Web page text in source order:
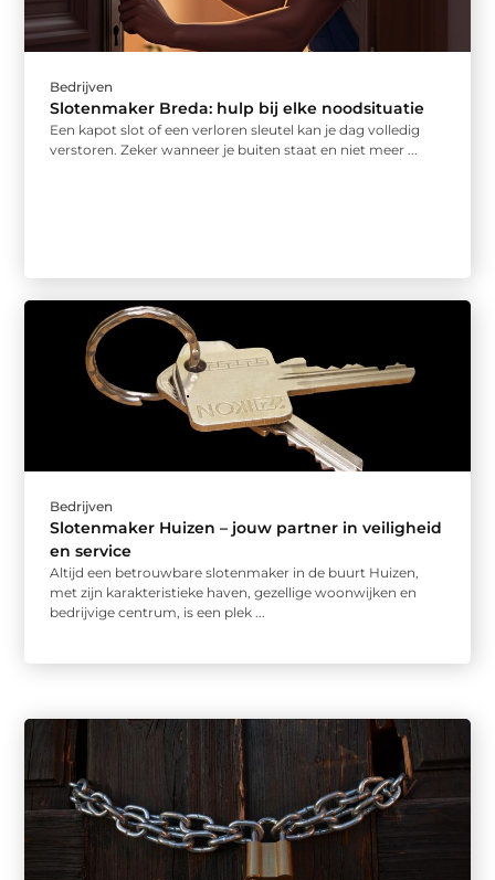
Bedrijven
Slotenmaker Breda: hulp bij elke noodsituatie
Een kapot slot of een verloren sleutel kan je dag volledig
verstoren. Zeker wanneer je buiten staat en niet meer ...
Bedrijven
Slotenmaker Huizen – jouw partner in veiligheid
en service
Altijd een betrouwbare slotenmaker in de buurt Huizen,
met zijn karakteristieke haven, gezellige woonwijken en
bedrijvige centrum, is een plek ...